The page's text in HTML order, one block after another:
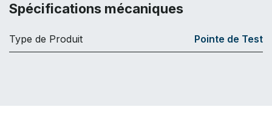
Spécifications mécaniques
Type de Produit Pointe de Test